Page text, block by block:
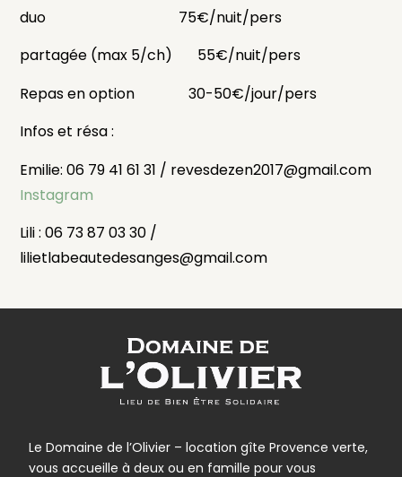
duo 75€/nuit/pers
partagée (max 5/ch) 55€/nuit/pers
Repas en option 30-50€/jour/pers
Infos et résa :
Emilie:06 79 41 61 31 / revesdezen2017@gmail.com
Instagram
Lili : 06 73 87 03 30 /
lilietlabeautedesanges@gmail.com
Le Domaine de l’Olivier – location gîte Provence verte,
vous accueille à deux ou en famille pour vous